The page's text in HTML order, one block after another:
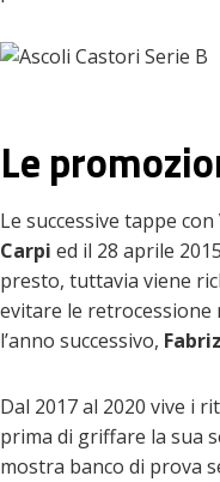
Le
Le successive tappe con
Carpi ed il 28 aprile
presto, tuttavia viene
evitare le retrocessione
l’anno successivo,
Dal 2017 al 2020 vive i
prima di griffare la sua
mostra banco di prova